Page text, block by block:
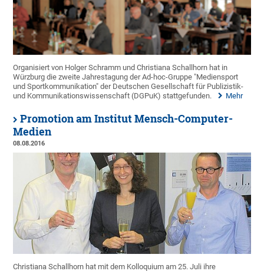
Organisiert von Holger Schramm und Christiana Schallhorn hat in
Würzburg die zweite Jahrestagung der Ad-hoc-Gruppe "Mediensport
und Sportkommunikation" der Deutschen Gesellschaft für Publizistik-
und Kommunikationswissenschaft (DGPuK) stattgefunden.
Mehr
Promotion am Institut Mensch-Computer-
Medien
08.08.2016
Christiana Schallhorn hat mit dem Kolloquium am 25. Juli ihre